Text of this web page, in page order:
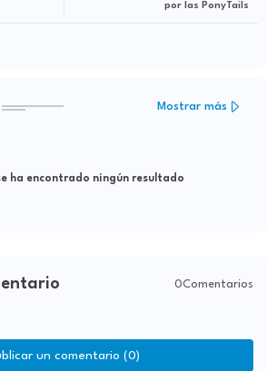
por las PonyTails
Mostrar más
ha encontrado ningún resultado
0Comentarios
un comentario (0)